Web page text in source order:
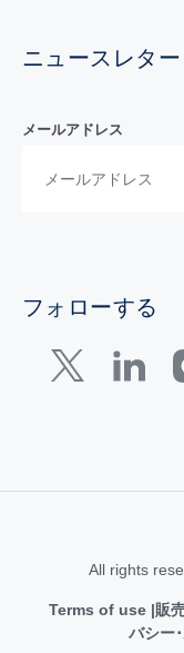
ニュースレタ
メールアドレス
フォローする
All rights
Terms of use 販
バシー